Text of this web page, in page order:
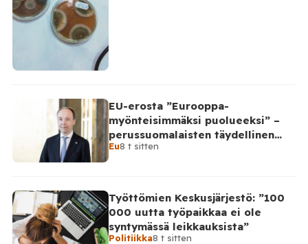
EU-erosta ”Eurooppa-
myönteisimmäksi puolueeksi” –
perussuomalaisten täydellinen
takinkääntö
Eu8 t sitten
Työttömien Keskusjärjestö: ”100
000 uutta työpaikkaa ei ole
syntymässä leikkauksista”
Politiikka8 t sitten